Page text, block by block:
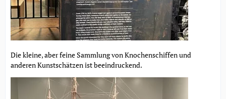
Die kleine, aber feine Sammlung von Knochenschiffen und
anderen Kunstschätzen ist beeindruckend.